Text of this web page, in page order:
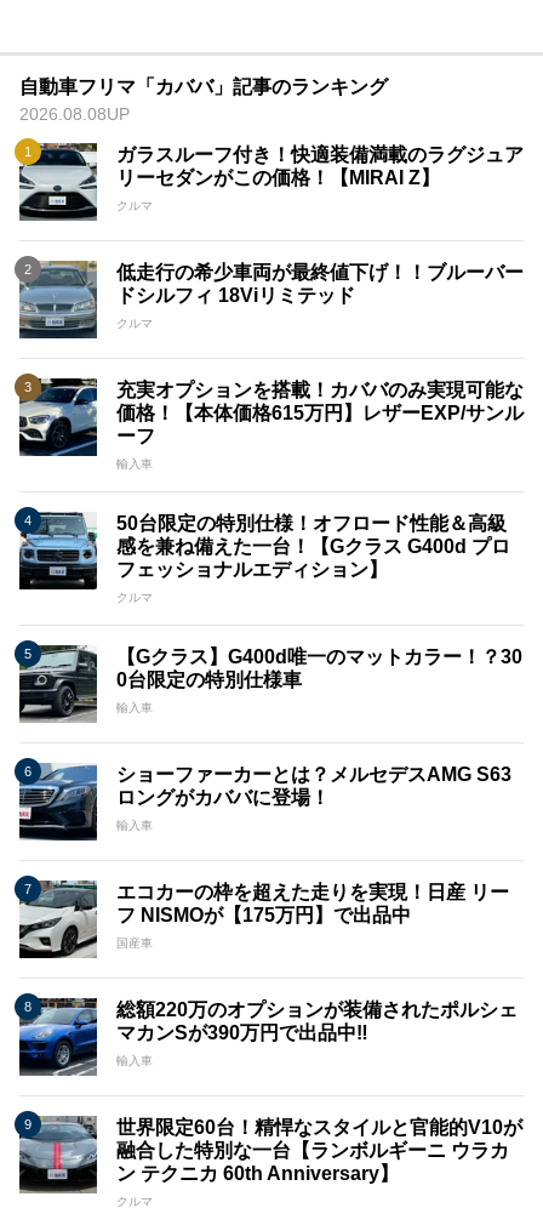
自動車フリマ「カババ」記事のランキング
2026.08.08UP
ガラスルーフ付き！快適装備満載のラグジュア
リーセダンがこの価格！【MIRAI Z】
クルマ
低走行の希少車両が最終値下げ！！ブルーバー
ドシルフィ 18Viリミテッド
クルマ
充実オプションを搭載！カババのみ実現可能な
価格！【本体価格615万円】レザーEXP/サンル
ーフ
輸入車
50台限定の特別仕様！オフロード性能＆高級
感を兼ね備えた一台！【Gクラス G400d プロ
フェッショナルエディション】
クルマ
【Gクラス】G400d唯一のマットカラー！？30
0台限定の特別仕様車
輸入車
ショーファーカーとは？メルセデスAMG S63
ロングがカババに登場！
輸入車
エコカーの枠を超えた走りを実現！日産 リー
フ NISMOが【175万円】で出品中
国産車
総額220万のオプションが装備されたポルシェ
マカンSが390万円で出品中‼
輸入車
世界限定60台！精悍なスタイルと官能的V10が
融合した特別な一台【ランボルギーニ ウラカ
ン テクニカ 60th Anniversary】
クルマ